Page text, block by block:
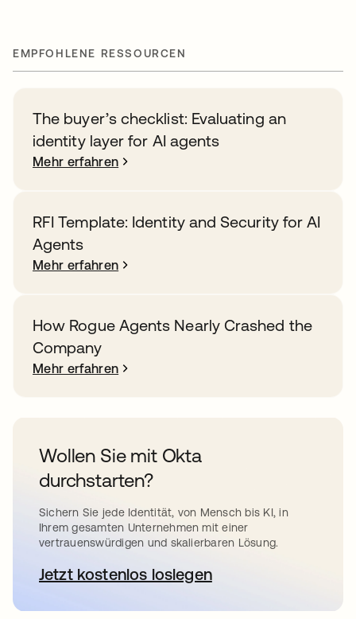
EMPFOHLENE RESSOURCEN
The buyer’s checklist: Evaluating an
identity layer for AI agents
Mehr erfahren
RFI Template: Identity and Security for AI
Agents
Mehr erfahren
How Rogue Agents Nearly Crashed the
Company
Mehr erfahren
Wollen Sie mit Okta
durchstarten?
Sichern Sie jede Identität, von Mensch bis KI, in
Ihrem gesamten Unternehmen mit einer
vertrauenswürdigen und skalierbaren Lösung.
Jetzt kostenlos loslegen
wird in einer neuen